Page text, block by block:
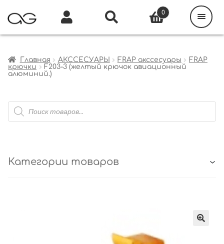
Главная АКССЕСУАРЫ FRAP акссесуары
FRAP
крючки
F203-3 (желтый крючок авиационный
алюминий.)
Поиск
товаров
Категории товаров
0